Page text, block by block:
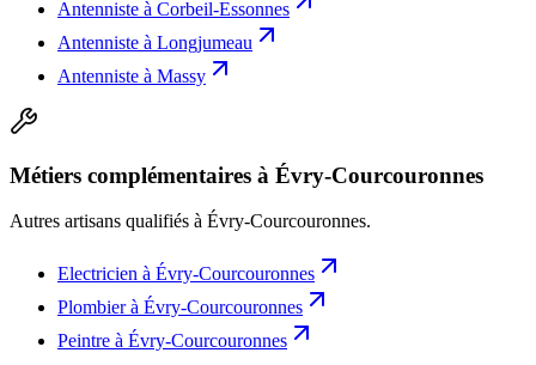
Antenniste à Corbeil-Essonnes
Antenniste à Longjumeau
Antenniste à Massy
Métiers complémentaires à Évry-Courcouronnes
Autres artisans qualifiés à Évry-Courcouronnes.
Electricien à Évry-Courcouronnes
Plombierà Évry-Courcouronnes
Peintre à Évry-Courcouronnes